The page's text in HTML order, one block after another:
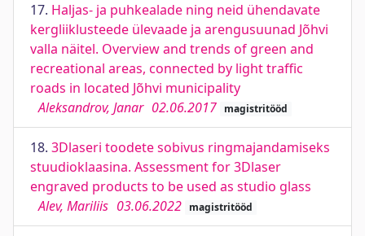
17. Haljas- ja puhkealade ning neid ühendavate
kergliiklusteede ülevaade ja arengusuunad Jõhvi
valla näitel. Overview and trends of green and
recreational areas, connected by light traffic
roads in located Jõhvi municipality
Aleksandrov, Janar 02.06.2017 magistritööd
18. 3Dlaseri toodete sobivus ringmajandamiseks
stuudioklaasina. Assessment for 3Dlaser
engraved products to be used as studio glass
Alev, Mariliis 03.06.2022 magistritööd